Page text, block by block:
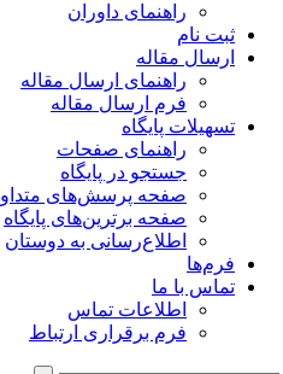
راهنمای داوران
ثبت نام
ارسال مقاله
راهنمای ارسال مقاله
فرم ارسال مقاله
تسهیلات پایگاه
راهنمای صفحات
جستجو در پایگاه
صفحه پرسش‌های متداول
صفحه برترین‌های پایگاه
اطلاع‌رسانی به دوستان
فرم‌ها
تماس با ما
اطلاعات تماس
فرم برقراری ارتباط